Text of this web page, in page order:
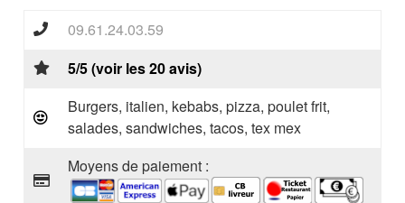
09.61.24.03.59
5/5 (voir les 20 avis)
Burgers, italien, kebabs, pizza, poulet frit,
salades, sandwiches, tacos, tex mex
Moyens de paiement :